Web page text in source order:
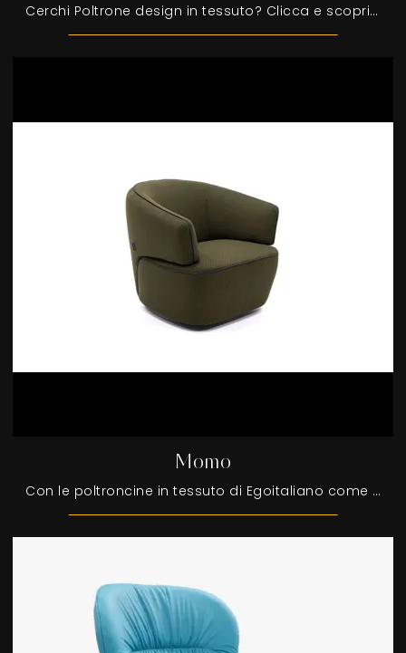
Cerchi Poltrone design in tessuto? Clicca e scopri di più sul modello Shai di Egoitaliano.
Momo
Con le poltroncine in tessuto di Egoitaliano come il modello Momo potrai completare il tuo progetto d'arredo.